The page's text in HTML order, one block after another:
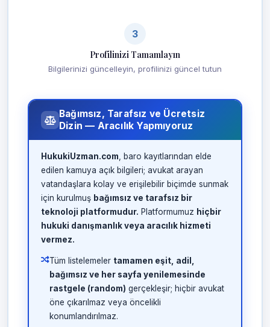
3
Profilinizi Tamamlayın
Bilgilerinizi güncelleyin, profilinizi güncel tutun
Bağımsız, Tarafsız ve Ücretsiz
Dizin — Aracılık Yapmıyoruz
HukukiUzman.com , baro kayıtlarından elde
edilen kamuya açık bilgileri; avukat arayan
vatandaşlara kolay ve erişilebilir biçimde sunmak
için kurulmuş bağımsız ve tarafsız bir
teknoloji platformudur. Platformumuz hiçbir
hukuki danışmanlık veya aracılık hizmeti
vermez.
Tüm listelemeler tamamen eşit, adil,
bağımsız ve her sayfa yenilemesinde
rastgele (random) gerçekleşir; hiçbir avukat
öne çıkarılmaz veya öncelikli
konumlandırılmaz.